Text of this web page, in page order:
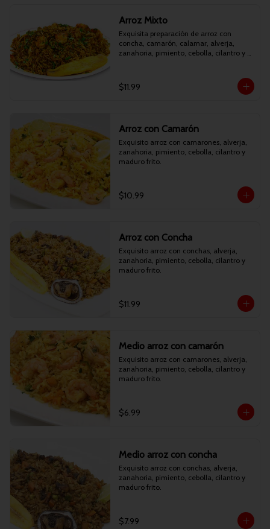
Arroz Mixto
Exquisita preparación de arroz con
concha, camarón, calamar, alverja,
zanahoria, pimiento, cebolla, cilantro y
$11.99
Arroz con Camarón
Exquisito arroz con camarones, alverja,
zanahoria, pimiento, cebolla, cilantro y
maduro frito.
$10.99
Arroz con Concha
Exquisito arroz con conchas, alverja,
zanahoria, pimiento, cebolla, cilantro y
maduro frito.
$11.99
Medio arroz con camarón
Exquisito arroz con camarones, alverja,
zanahoria, pimiento, cebolla, cilantro y
maduro frito.
$6.99
Medio arroz con concha
Exquisito arroz con conchas, alverja,
zanahoria, pimiento, cebolla, cilantro y
maduro frito.
$7.99